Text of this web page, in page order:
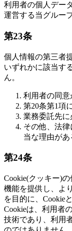
利用者の個人デー
運営する当グルー
第23条
個人情報の第三者
いずれかに該当す
ん。
利用者の同意
第20条第1項
業務委託先
その他、法
当な理由があ
第24条
Cookie(クッキー)
機能を提供し、よ
を目的に、Cookie
Cookieは、利用者
技術であり、利用